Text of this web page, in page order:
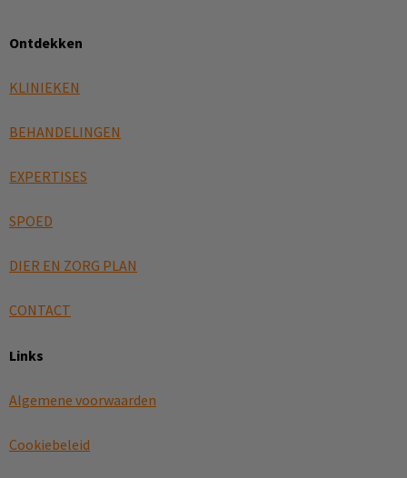
Ontdekken
KLINIEKEN
BEHANDELINGEN
EXPERTISES
SPOED
DIER EN ZORG PLAN
CONTACT
Links
Algemene voorwaarden
Cookiebeleid